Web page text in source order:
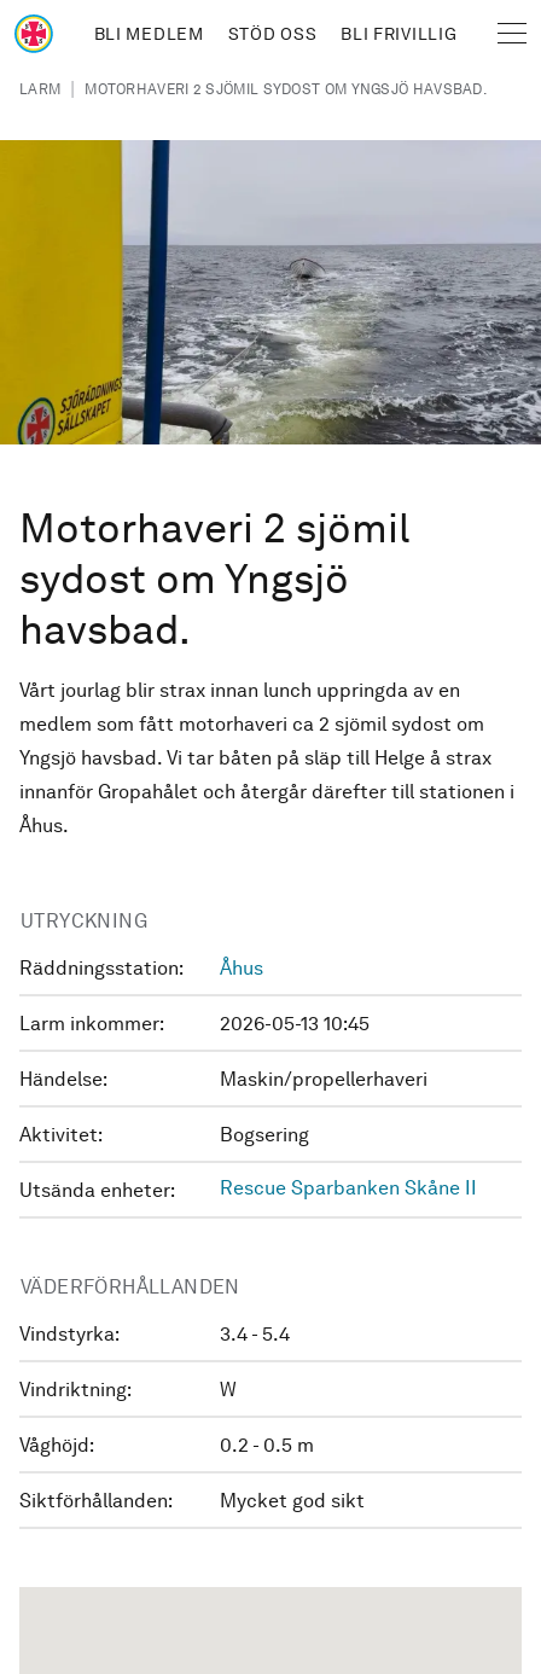
Hoppa till huvudinnehåll
BLI MEDLEM STÖD OSS BLI FRIVILLIG
Länkstig
LARM | MOTORHAVERI 2 SJÖMIL SYDOST OM YNGSJÖ HAVSBAD.
Motorhaveri 2 sjömil
sydost om Yngsjö
havsbad.
Vårt jourlag blir strax innan lunch uppringda av en
medlem som fått motorhaveri ca 2 sjömil sydost om
Yngsjö havsbad. Vi tar båten på släp till Helge å strax
innanför Gropahålet och återgår därefter till stationen i
Åhus.
UTRYCKNING
Räddningsstation: Åhus
Larm inkommer: 2026-05-13 10:45
Händelse: Maskin/propellerhaveri
Aktivitet: Bogsering
Utsända enheter: Rescue Sparbanken Skåne II
VÄDERFÖRHÅLLANDEN
Vindstyrka: 3.4 - 5.4
Vindriktning: W
Våghöjd: 0.2 - 0.5 m
Siktförhållanden: Mycket god sikt